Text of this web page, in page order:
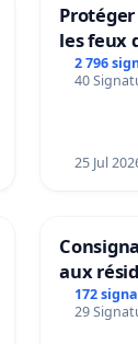
les feux
2 796
40
25 Jul
aux
172
29